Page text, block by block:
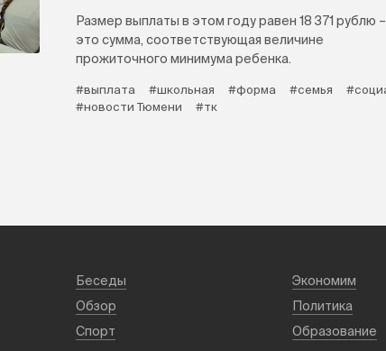
Размер выплаты в этом году равен 18 371 рублю –
это сумма, соответствующая величине
прожиточного минимума ребенка.
#выплата #школьная #форма #семья
#новости Тюмени
#тк
Беседы Экономим
Обзор Политика
Спорт Образование